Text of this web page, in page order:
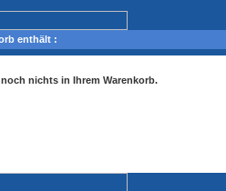
enthält :
nichts in Ihrem Warenkorb.